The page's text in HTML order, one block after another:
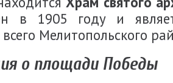
в 1905 году и
Мелитопольского
о площади Победы